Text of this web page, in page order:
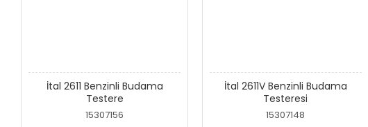
İtal 2611 Benzinli Budama
Testere
15307156
İtal 2611V Benzinli Budama
Testeresi
15307148